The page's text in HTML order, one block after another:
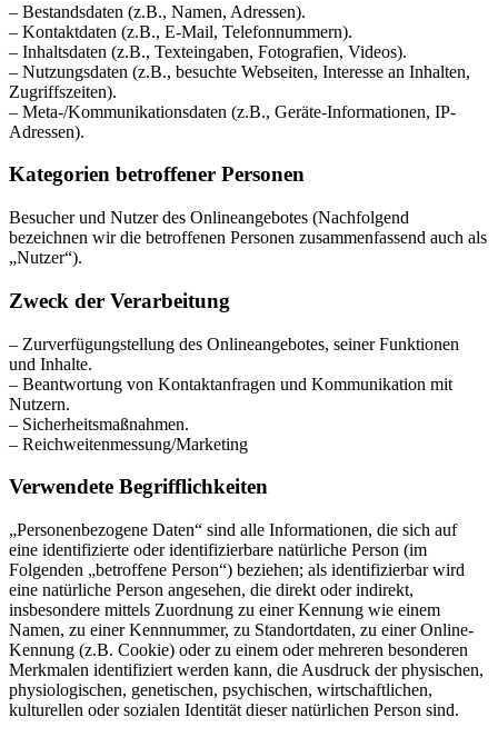
– Bestandsdaten (z.B., Namen, Adressen).
– Kontaktdaten (z.B., E-Mail, Telefonnummern).
– Inhaltsdaten (z.B., Texteingaben, Fotografien, Videos).
– Nutzungsdaten (z.B., besuchte Webseiten, Interesse an Inhalten,
Zugriffszeiten).
– Meta-/Kommunikationsdaten (z.B., Geräte-Informationen, IP-
Adressen).
Kategorien betroffener Personen
Besucher und Nutzer des Onlineangebotes (Nachfolgend
bezeichnen wir die betroffenen Personen zusammenfassend auch als
„Nutzer“).
Zweck der Verarbeitung
– Zurverfügungstellung des Onlineangebotes, seiner Funktionen
und Inhalte.
– Beantwortung von Kontaktanfragen und Kommunikation mit
Nutzern.
– Sicherheitsmaßnahmen.
– Reichweitenmessung/Marketing
Verwendete Begrifflichkeiten
„Personenbezogene Daten“ sind alle Informationen, die sich auf
eine identifizierte oder identifizierbare natürliche Person (im
Folgenden „betroffene Person“) beziehen; als identifizierbar wird
eine natürliche Person angesehen, die direkt oder indirekt,
insbesondere mittels Zuordnung zu einer Kennung wie einem
Namen, zu einer Kennnummer, zu Standortdaten, zu einer Online-
Kennung (z.B. Cookie) oder zu einem oder mehreren besonderen
Merkmalen identifiziert werden kann, die Ausdruck der physischen,
physiologischen, genetischen, psychischen, wirtschaftlichen,
kulturellen oder sozialen Identität dieser natürlichen Person sind.